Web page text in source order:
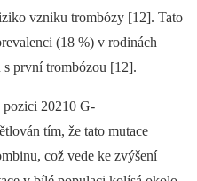
vzniku trombózy [12]. Tato
(18 %) v rodinách
s první trombózou [12].
pozici 20210 G-
tím, že tato mutace
což vede ke zvýšení